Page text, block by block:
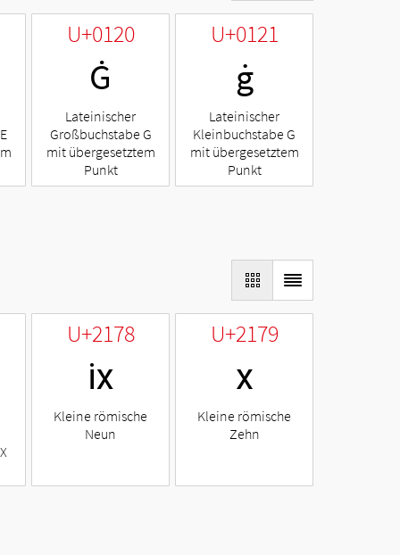
U+0120
Ġ
Lateinischer
Großbuchstabe G
mit übergesetztem
Punkt
U+0121
ġ
Lateinischer
Kleinbuchstabe G
mit übergesetztem
Punkt
U+2178
ⅸ
Kleine römische
Neun
U+2179
ⅹ
Kleine römische
Zehn